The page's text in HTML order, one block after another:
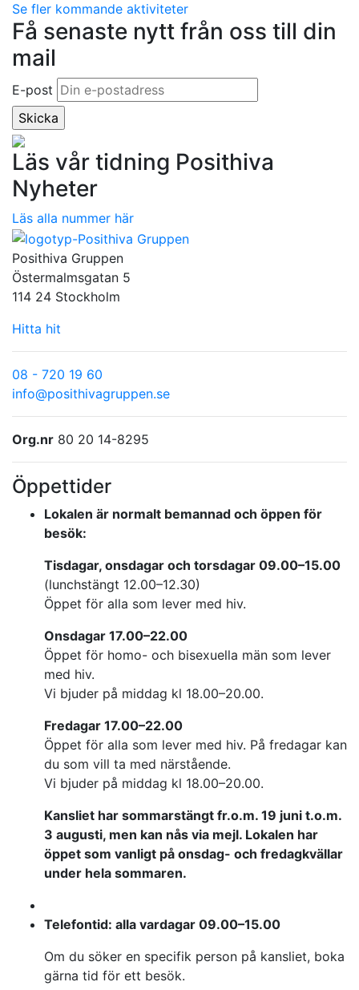
Se fler kommande aktiviteter
Få senaste nytt från oss till din
mail
E-post
Läs vår tidning Posithiva
Nyheter
Läs alla nummer här
Posithiva Gruppen
Östermalmsgatan 5
114 24 Stockholm
Hitta hit
08 - 720 19 60
info@posithivagruppen.se
Org.nr 80 20 14-8295
Öppettider
Lokalen är normalt bemannad och öppen för
besök:
Tisdagar, onsdagar och torsdagar 09.00–15.00
(lunchstängt 12.00–12.30)
Öppet för alla som lever med hiv.
Onsdagar 17.00–22.00
Öppet för homo- och bisexuella män som lever
med hiv.
Vi bjuder på middag kl 18.00–20.00.
Fredagar 17.00–22.00
Öppet för alla som lever med hiv. På fredagar kan
du som vill ta med närstående.
Vi bjuder på middag kl 18.00–20.00.
Kansliet har sommarstängt fr.o.m. 19 juni t.o.m.
3 augusti, men kan nås via mejl. Lokalen har
öppet som vanligt på onsdag- och fredagkvällar
under hela sommaren.
Telefontid: alla vardagar 09.00–15.00
Om du söker en specifik person på kansliet, boka
gärna tid för ett besök.